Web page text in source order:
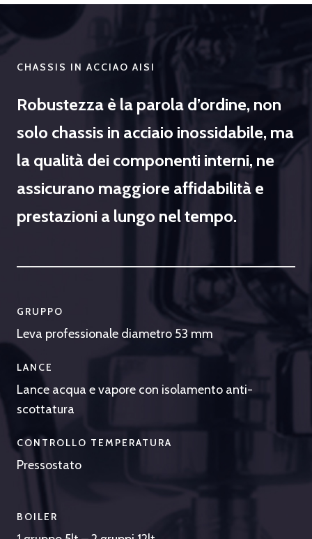
CHASSIS IN ACCIAO AISI
Robustezza è la parola d’ordine, non
solo chassis in acciaio inossidabile, ma
la qualità dei componenti interni, ne
assicurano maggiore affidabilità e
prestazioni a lungo nel tempo.
GRUPPO
Leva professionale diametro 53 mm
LANCE
Lance acqua e vapore con isolamento anti-
scottatura
CONTROLLO TEMPERATURA
Pressostato
BOILER